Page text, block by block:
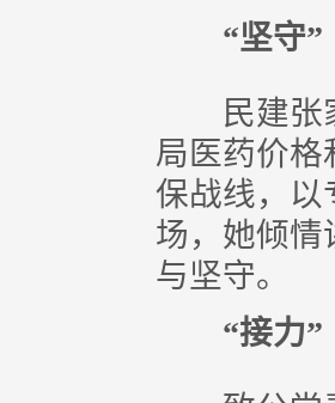
“坚守”
民建张家
局医药价格
保战线，以
场，她倾情
与坚守。
“接力”